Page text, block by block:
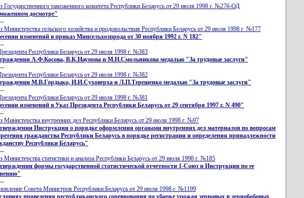
Государственного таможенного комитета Республики Беларусь от 29 июля 1998 г. №276-ОД
досмотре"
Министерства сельского хозяйства и продовольствия Республики Беларусь от 29 июля 1998 г. №177
изменений в приказ Минсельхозпрода от 30 ноября 1992 г. N 182"
Республики Беларусь от 29 июля 1998 г. №383
А.Ф.Косова, В.К.Наумова и М.Н.Смольникова медалью "За трудовые заслуги"
Республики Беларусь от 29 июля 1998 г. №382
М.В.Гордыко, И.И.Суховерха и Л.П.Терещенко медалью "За трудовые заслуги"
Республики Беларусь от 29 июля 1998 г. №381
изменений в Указ Президента Республики Беларусь от 29 сентября 1997 г. N 490"
Министерства внутренних дел Республики Беларусь от 29 июля 1998 г. №97
Инструкции о порядке оформления органами внутренних дел материалов по вопросам
гражданства Республики Беларусь в порядке регистрации и определения принадлежности
Республики Беларусь"
Министерства статистики и анализа Республики Беларусь от 29 июля 1998 г. №185
формы государственной статистической отчетности 1-Союз и Инструкции по ее
Совета Министров Республики Беларусь от 29 июля 1998 г. №1199
проведения республиканского соревнования по уборке урожая зерновых и зернобобовых